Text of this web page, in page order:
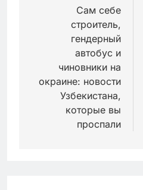
записям
Сам себе
строитель,
гендерный
автобус и
чиновники на
окраине: новости
Узбекистана,
которые вы
проспали